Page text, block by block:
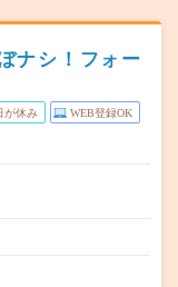
ナシ！フォー
が休み WEB登録OK